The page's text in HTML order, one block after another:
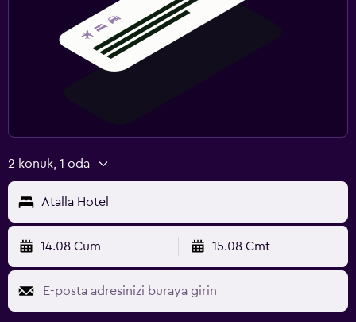
2 konuk, 1 oda
Atalla Hotel
14.08 Cum 15.08 Cmt